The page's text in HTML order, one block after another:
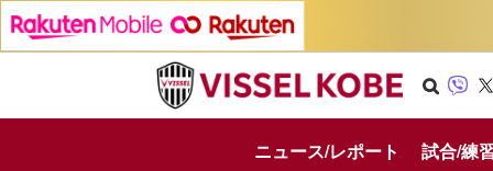
h
ニュース/レポート 試合/練